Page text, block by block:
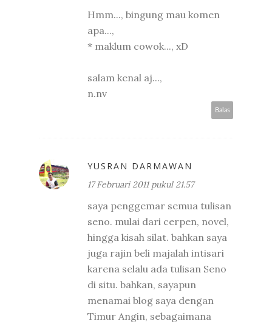
Hmm..., bingung mau komen
apa...,
* maklum cowok..., xD
salam kenal aj...,
n.nv
Balas
YUSRAN DARMAWAN
17 Februari 2011 pukul 21.57
saya penggemar semua tulisan
seno. mulai dari cerpen, novel,
hingga kisah silat. bahkan saya
juga rajin beli majalah intisari
karena selalu ada tulisan Seno
di situ. bahkan, sayapun
menamai blog saya dengan
Timur Angin, sebagaimana